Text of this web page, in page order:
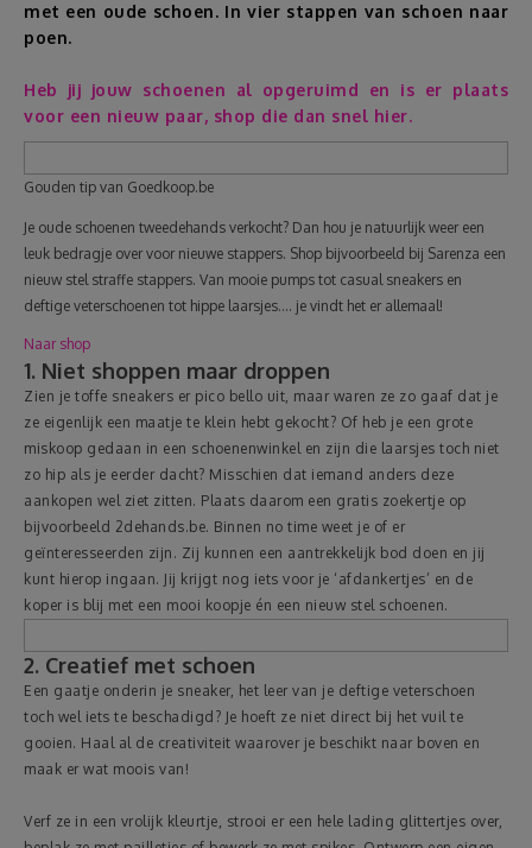
Thuis
Elektronica
Mode & Verzorging
Korting
met een oude schoen. In vier stappen van schoen naar
poen.
Heb jij jouw schoenen al opgeruimd en is er plaats
voor een nieuw paar, shop die dan snel hier.
Gouden tip van Goedkoop.be
Je oude schoenen tweedehands verkocht? Dan hou je natuurlijk weer een
leuk bedragje over voor nieuwe stappers. Shop bijvoorbeeld bij Sarenza een
nieuw stel straffe stappers. Van mooie pumps tot casual sneakers en
deftige veterschoenen tot hippe laarsjes.... je vindt het er allemaal!
Naar shop
1. Niet shoppen maar droppen
Zien je toffe sneakers er pico bello uit, maar waren ze zo gaaf dat je
ze eigenlijk een maatje te klein hebt gekocht? Of heb je een grote
miskoop gedaan in een schoenenwinkel en zijn die laarsjes toch niet
zo hip als je eerder dacht? Misschien dat iemand anders deze
aankopen wel ziet zitten. Plaats daarom een gratis zoekertje op
bijvoorbeeld 2dehands.be. Binnen no time weet je of er
geïnteresseerden zijn. Zij kunnen een aantrekkelijk bod doen en jij
kunt hierop ingaan. Jij krijgt nog iets voor je ‘afdankertjes’ en de
koper is blij met een mooi koopje én een nieuw stel schoenen.
2. Creatief met schoen
Een gaatje onderin je sneaker, het leer van je deftige veterschoen
toch wel iets te beschadigd? Je hoeft ze niet direct bij het vuil te
gooien. Haal al de creativiteit waarover je beschikt naar boven en
maak er wat moois van!
Verf ze in een vrolijk kleurtje, strooi er een hele lading glittertjes over,